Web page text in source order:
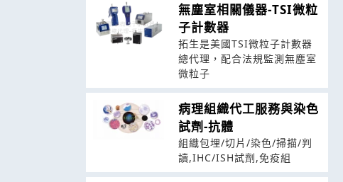
無塵室相關儀器-TSI微粒
子計數器
拓生是美國TSI微粒子計數器
總代理，配合法規監測無塵室
微粒子
病理組織代工服務與染色
試劑-抗體
組織包埋/切片/染色/掃描/判
讀,IHC/ISH試劑,免疫組